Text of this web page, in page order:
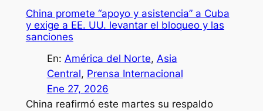
China promete “apoyo y asistencia” a Cuba
y exige a EE. UU. levantar el bloqueo y las
sanciones
En: América del Norte, Asia
Central, Prensa Internacional
Ene 27, 2026
China reafirmó este martes su respaldo